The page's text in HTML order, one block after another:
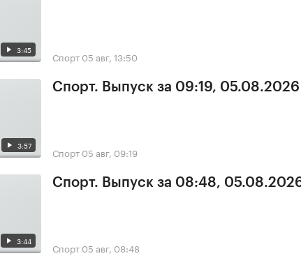
3:45 Спорт 05 авг, 13:50
3:57
Спорт. Выпуск за 09:19, 05.08.2026
Спорт 05 авг, 09:19
3:44
Спорт. Выпуск за 08:48,
Спорт 05 авг, 08:48